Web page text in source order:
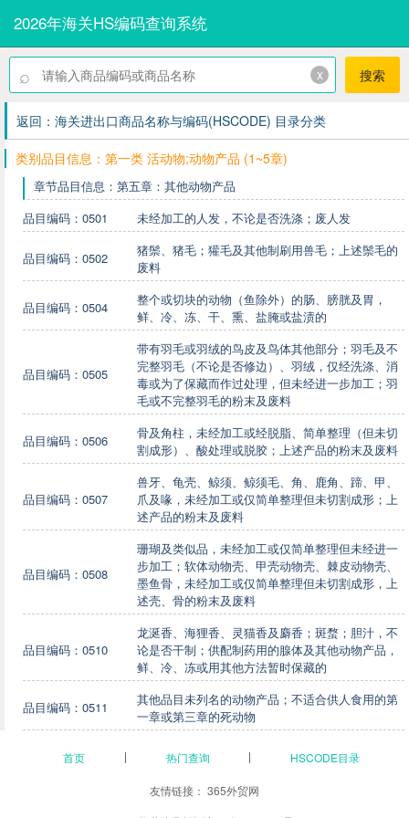
2026年海关HS编码查询系统
⌕ x 搜索
返回：海关进出口商品名称与编码(HSCODE) 目录分类
类别品目信息：第一类 活动物;动物产品 (1~5章)
章节品目信息：第五章：其他动物产品
品目编码：0501
未经加工的人发，不论是否洗涤；废人发
品目编码：0502
猪鬃、猪毛；獾毛及其他制刷用兽毛；上述鬃毛的
废料
品目编码：0504
整个或切块的动物（鱼除外）的肠、膀胱及胃，
鲜、冷、冻、干、熏、盐腌或盐渍的
品目编码：0505
带有羽毛或羽绒的鸟皮及鸟体其他部分；羽毛及不
完整羽毛（不论是否修边）、羽绒，仅经洗涤、消
毒或为了保藏而作过处理，但未经进一步加工；羽
毛或不完整羽毛的粉末及废料
品目编码：0506
骨及角柱，未经加工或经脱脂、简单整理（但未切
割成形）、酸处理或脱胶；上述产品的粉末及废料
品目编码：0507
兽牙、龟壳、鲸须、鲸须毛、角、鹿角、蹄、甲、
爪及喙，未经加工或仅简单整理但未切割成形；上
述产品的粉末及废料
品目编码：0508
珊瑚及类似品，未经加工或仅简单整理但未经进一
步加工；软体动物壳、甲壳动物壳、棘皮动物壳、
墨鱼骨，未经加工或仅简单整理但未切割成形，上
述壳、骨的粉末及废料
品目编码：0510
龙涎香、海狸香、灵猫香及麝香；斑蝥；胆汁，不
论是否干制；供配制药用的腺体及其他动物产品，
鲜、冷、冻或用其他方法暂时保藏的
品目编码：0511
其他品目未列名的动物产品；不适合供人食用的第
一章或第三章的死动物
首页 热门查询 HSCODE目录
友情链接： 365外贸网